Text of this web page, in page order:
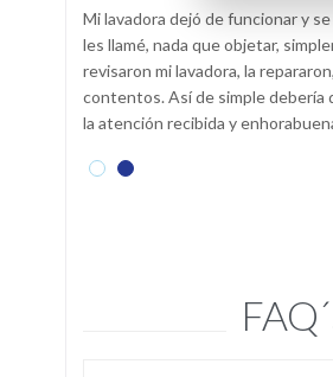
y
Mi lavadora dejó de funcionar y
les llamé, nada que objetar,
revisaron mi lavadora, la
contentos. Así de simple debería
la atención recibida y